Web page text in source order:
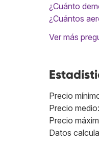
¿Cuánto
¿Cuántos
Ver más
Precio
Precio
Precio
Datos